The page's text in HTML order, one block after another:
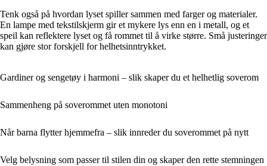
Tenk også på hvordan lyset spiller sammen med farger og materialer.
En lampe med tekstilskjerm gir et mykere lys enn en i metall, og et
speil kan reflektere lyset og få rommet til å virke større. Små justeringer
kan gjøre stor forskjell for helhetsinntrykket.
Gardiner og sengetøy i harmoni – slik skaper du et helhetlig soverom
Sammenheng på soverommet uten monotoni
Når barna flytter hjemmefra – slik innreder du soverommet på nytt
Velg belysning som passer til stilen din og skaper den rette stemningen